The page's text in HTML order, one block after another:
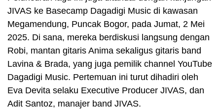
JIVAS ke Basecamp Dagadigi Music di kawasan
Megamendung, Puncak Bogor, pada Jumat, 2 Mei
2025. Di sana, mereka berdiskusi langsung dengan
Robi, mantan gitaris Anima sekaligus gitaris band
Lavina & Brada, yang juga pemilik channel YouTube
Dagadigi Music. Pertemuan ini turut dihadiri oleh
Eva Devita selaku Executive Producer JIVAS, dan
Adit Santoz, manajer band JIVAS.